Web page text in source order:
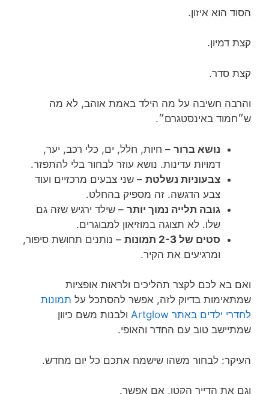
הסוד הוא איזון.
קצת דמיון.
קצת סדר.
והרבה חשיבה על מה הילד באמת אוהב, לא מה
ש״חמוד באינסטגרם״.
נושא ברור – חיות, חלל, ים, כלי רכב, יער,
דמויות עדינות. נושא עוזר לבחור בלי להתפזר.
צבעוניות נשלטת – שני צבעים מרכזיים ועוד
צבע הדגשה. זה מספיק בהחלט.
גובה תלייה נמוך יותר – שילד ירגיש שזה גם
שלו. לא תצוגה במוזיאון למבוגרים.
סטים של 2-3 תמונות
– נותנים תחושת סיפור,
ומרגיעים את הקיר.
ואם בא לכם לקצר תהליכים ולראות אופציות
שמתאימות בדיוק לזה, אפשר להסתכל על תמונות
לחדרי ילדים באתר Artglow
ולבנות משם כיוון
שמתיישב טוב עם החדר והאופי.
העיקר: לבחור משהו שישמח אתכם כל יום מחדש.
וגם את הדייר הקטן, אם אפשר.